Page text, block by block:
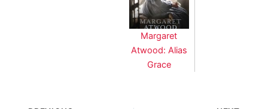
Margaret
Atwood: Alias
Grace